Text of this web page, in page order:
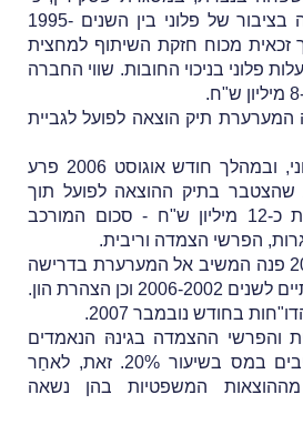
המערערת הייתה ידועה בציבור של פלוני בין השנים 1995-
מכך זכאית מכוח חזקת השיתוף למחצית
פלוני בניכוי החובות. שווי החברה
פתחה המערערת תיק הוצאה לפועל לגביית
בשנת 2006 נפטר פלוני, ובמהלך חודש אוגוסט 2006 פרע
שהצטבר בתיק ההוצאה לפועל תוך
שהוא משלם למערערת כ-12 מיליון ש"ח - סכום המורכב
הפרשי הצמדה וריבית.
במהלך חודש מרץ 2007 פנה המשיב אל המערערת בדרישה
שתגיש דו"חות מס שנתיים לשנים 2006-2002 וכן הצהרת הון.
בחודש נובמבר 2007.
והפרשי ההצמדה בגינהּ הנאמדים
בכ-2.6 מיליון ש"ח חייבים במס בשיעור 20%. זאת, לאחַר
המשפטיות בהן נשאה